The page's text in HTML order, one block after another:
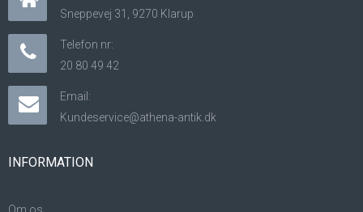
Sneppevej 31, 9270 Klarup
Telefon nr:
20 80 49 42
Email:
Kundeservice@athena-antik.dk
INFORMATION